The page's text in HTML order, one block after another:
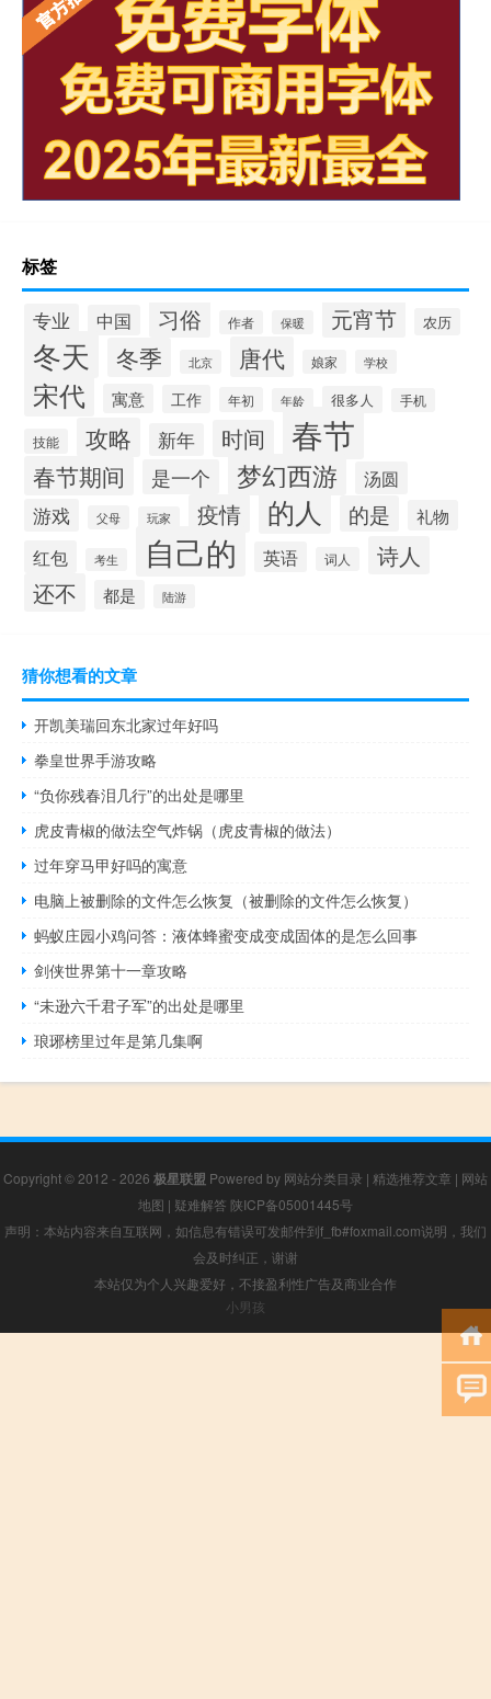
标签
专业 中国 习俗 作者 保暖 元宵节 农历
冬天 冬季 北京 唐代 娘家 学校
宋代 寓意 工作 年初 年龄 很多人 手机
技能 攻略 新年 时间 春节
春节期间 是一个 梦幻西游
汤圆
游戏
父母 玩家 疫情 的人 的是 礼物
红包 考生 自己的 英语 词人
诗人
还不
都是 陆游
猜你想看的文章
开凯美瑞回东北家过年好吗
拳皇世界手游攻略
“负你残春泪几行”的出处是哪里
虎皮青椒的做法空气炸锅（虎皮青椒的做法）
过年穿马甲好吗的寓意
电脑上被删除的文件怎么恢复（被删除的文件怎么恢复）
蚂蚁庄园小鸡问答：液体蜂蜜变成变成固体的是怎么回事
剑侠世界第十一章攻略
“未逊六千君子军”的出处是哪里
琅琊榜里过年是第几集啊
Copyright © 2012 - 2026 极星联盟 Powered by 网站分类目录 | 精选推荐文章 | 网站
地图 | 疑难解答 陕ICP备05001445号
声明：本站内容来自互联网，如信息有错误可发邮件到f_fb#foxmail.com说明，我们
会及时纠正，谢谢
本站仅为个人兴趣爱好，不接盈利性广告及商业合作
小男孩